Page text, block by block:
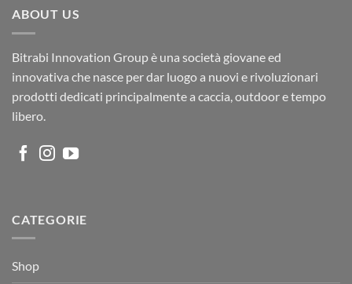
ABOUT US
Bitrabi Innovation Group è una società giovane ed
innovativa che nasce per dar luogo a nuovi e rivoluzionari
prodotti dedicati principalmente a caccia, outdoor e tempo
libero.
CATEGORIE
Shop